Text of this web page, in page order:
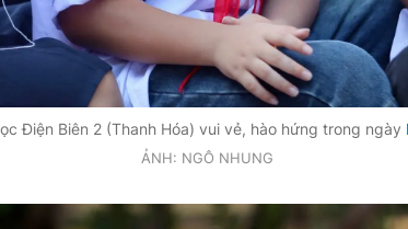
Điện Biên 2 (Thanh Hóa) vui vẻ, hào hứng trong ngày
ẢNH: NGÔ NHUNG